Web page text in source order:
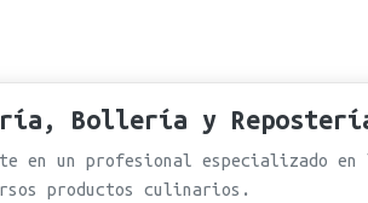
Bollería y
en un profesional especializado
productos culinarios.